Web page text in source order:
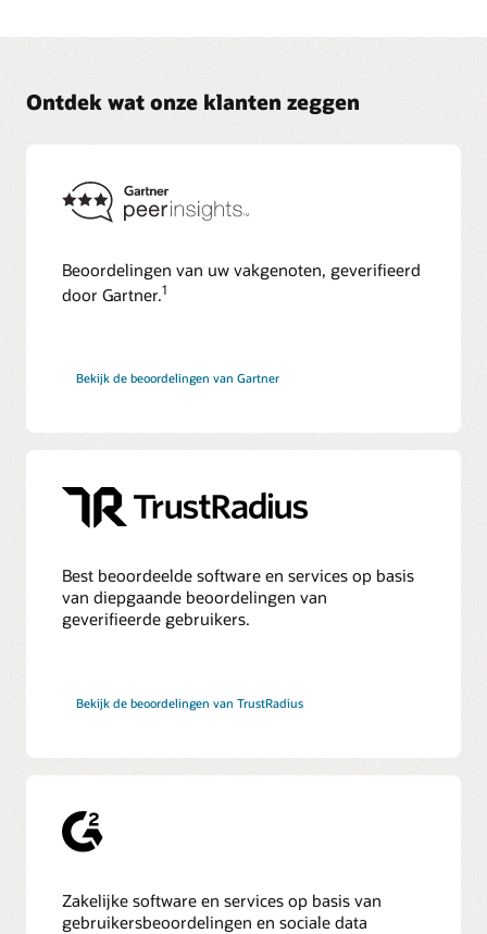
Ontdek wat onze klanten zeggen
Beoordelingen van uw vakgenoten, geverifieerd
door Gartner.1
Bekijk de beoordelingen van Gartner
Best beoordeelde software en services op basis
van diepgaande beoordelingen van
geverifieerde gebruikers.
Bekijk de beoordelingen van TrustRadius
Zakelijke software en services op basis van
gebruikersbeoordelingen en sociale data